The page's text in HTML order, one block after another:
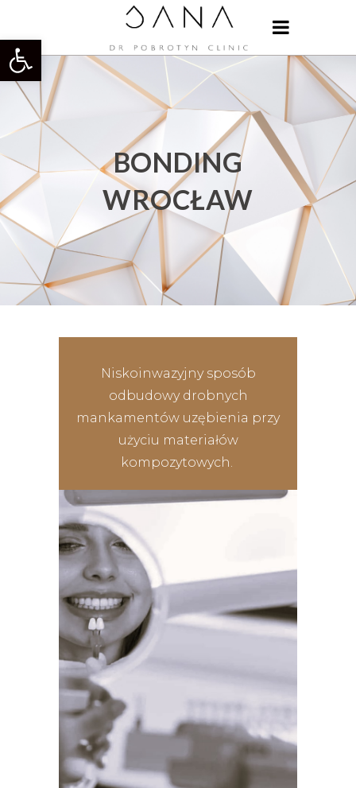
Otwórz pasek narzędzi
BONDING
WROCŁAW
Niskoinwazyjny sposób
odbudowy drobnych
mankamentów uzębienia przy
użyciu materiałów
kompozytowych.